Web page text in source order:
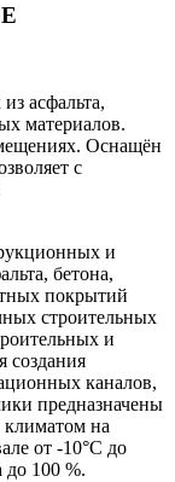
асфальта,
материалов.
Оснащён
с
и
бетона,
покрытий
строительных
и
создания
каналов,
предназначены
климатом на
от -10°С до
до 100 %.